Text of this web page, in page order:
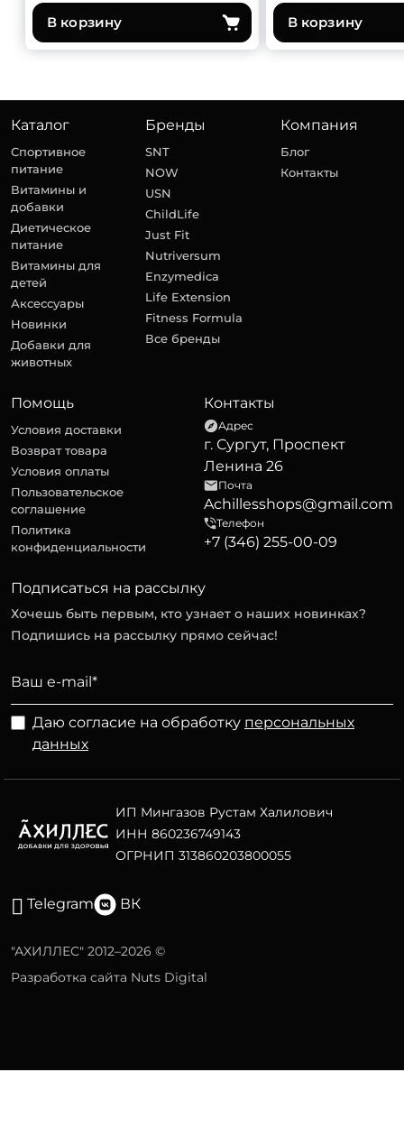
В корзину В корзину
Каталог
Спортивное
питание
Витамины и
добавки
Диетическое
питание
Витамины для
детей
Аксессуары
Новинки
Добавки для
животных
Бренды
SNT
NOW
USN
ChildLife
Just Fit
Nutriversum
Enzymedica
Life Extension
Fitness Formula
Все бренды
Компания
Блог
Контакты
Помощь
Условия доставки
Возврат товара
Условия оплаты
Пользовательское
соглашение
Политика
конфиденциальности
Контакты
Адрес
г. Сургут, Проспект
Ленина 26
Почта
Achillesshops@gmail.com
Телефон
+7 (346) 255-00-09
Подписаться на рассылку
Хочешь быть первым, кто узнает о наших новинках?
Подпишись на рассылку прямо сейчас!
Даю согласие на обработку персональных
данных
ИП Мингазов Рустам Халилович
ИНН 860236749143
ОГРНИП 313860203800055
Telegram ВК
"АХИЛЛЕС" 2012–2026 ©
Разработка сайта Nuts Digital